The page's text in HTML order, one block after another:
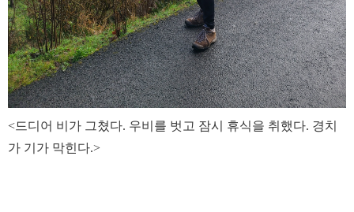
<드디어 비가 그쳤다. 우비를 벗고 잠시 휴식을 취했다. 경치
가 기가 막힌다.>